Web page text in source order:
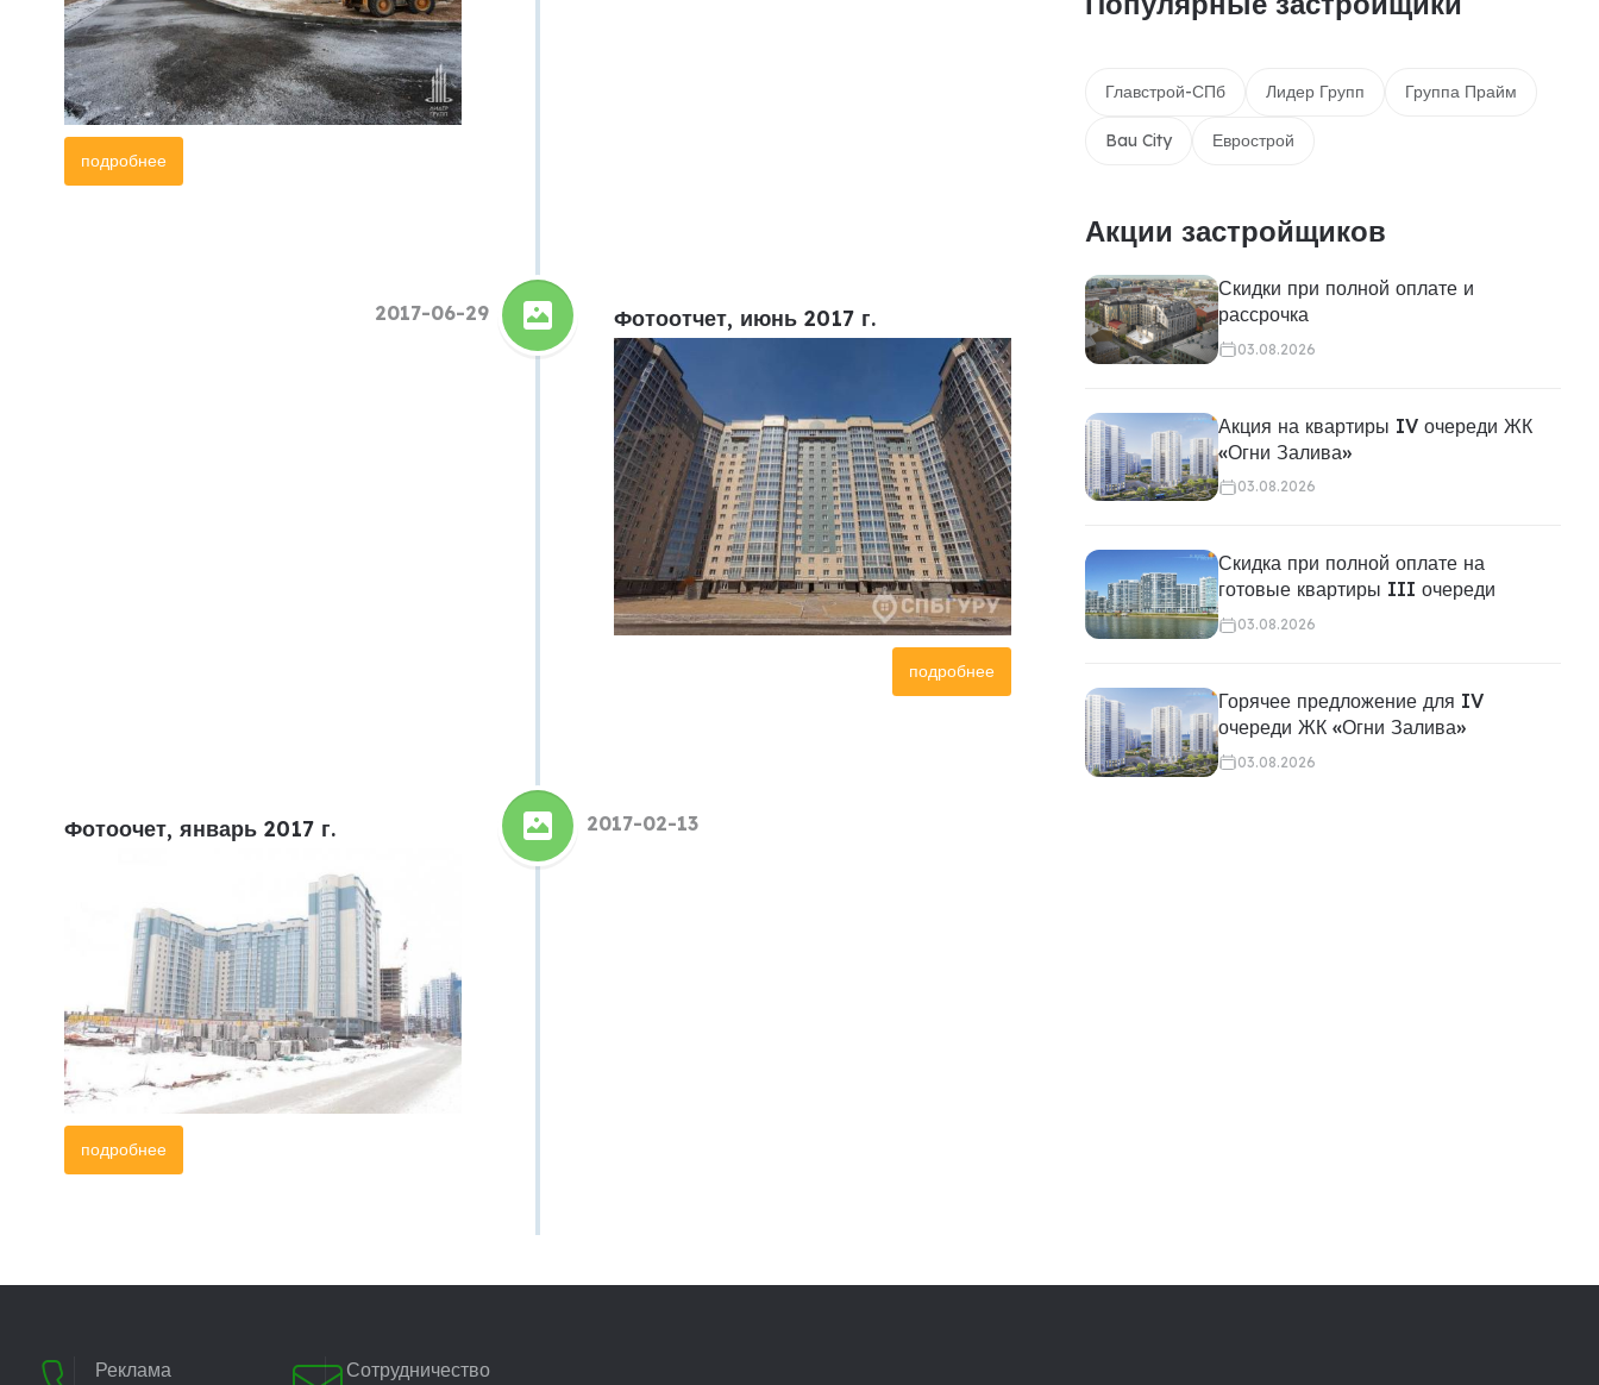
подробнее
Фотоотчет, июнь 2017 г.
подробнее
2017-06-29
Фотоочет, январь 2017 г.
подробнее
2017-02-13
Главстрой-СПб Лидер Групп Группа Прайм
Bau City Еврострой
Акции застройщиков
Скидки при полной оплате и
рассрочка
03.08.2026
Акция на квартиры IV очереди ЖК
«Огни Залива»
03.08.2026
Скидка при полной оплате на
готовые квартиры III очереди
03.08.2026
Горячее предложение для IV
очереди ЖК «Огни Залива»
03.08.2026
Реклама Сотрудничество